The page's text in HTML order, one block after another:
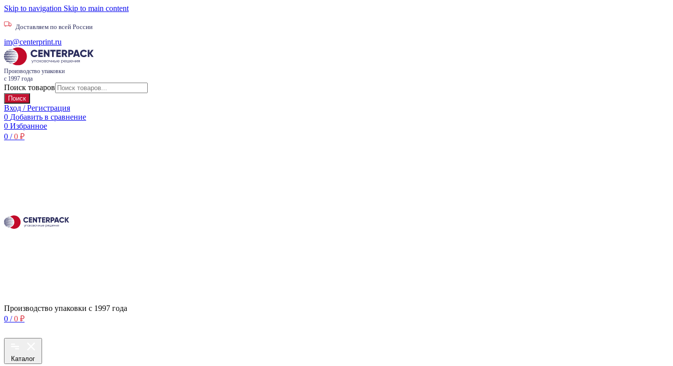
Skip to navigation Skip to main content
Доставляем по всей России
im@centerprint.ru
Производство упаковки
с 1997 года
Поиск товаров
Поиск
Вход / Регистрация
0 Добавить в сравнение
0 Избранное
0 / 0 ₽
Производство упаковки с 1997 года
0 / 0 ₽
Каталог